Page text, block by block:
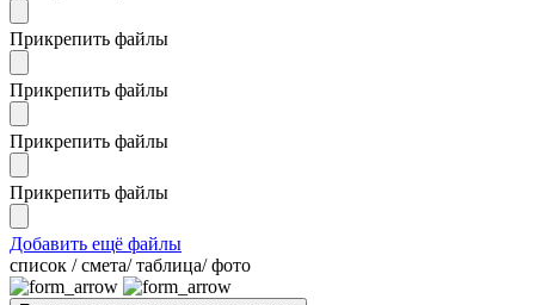
Прикрепить файлы
Прикрепить файлы
Прикрепить файлы
Прикрепить файлы
Добавить ещё файлы
cписок / смета/ таблица/ фото